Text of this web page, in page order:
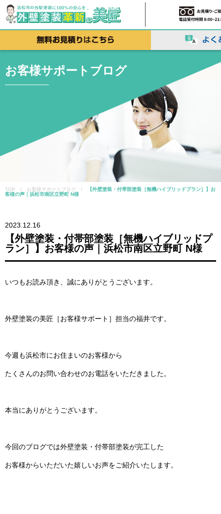
お客様サポートブログ
TOP / お客様サポートブログ /
【外壁塗装・付帯部塗装［無機ハイブリッドプラン］】お
客様の声｜浜松市南区立野町 N様
2023.12.16
【外壁塗装・付帯部塗装［無機ハイブリッドプ
ラン］】お客様の声｜浜松市南区立野町 N様
いつもお読み頂き、誠にありがとうございます。
外壁塗装の美匠［お客様サポート］担当の福井です。
今週も浜松市にお住まいのお客様から
たくさんのお問い合わせのお電話をいただきました。
本当にありがとうございます。
今回のブログでは外壁塗装・付帯部塗装が完工した
お客様からいただいた嬉しいお声をご紹介いたします。